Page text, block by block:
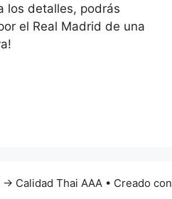
los detalles, podrás
el Real Madrid de una
Calidad Thai AAA• Creado con